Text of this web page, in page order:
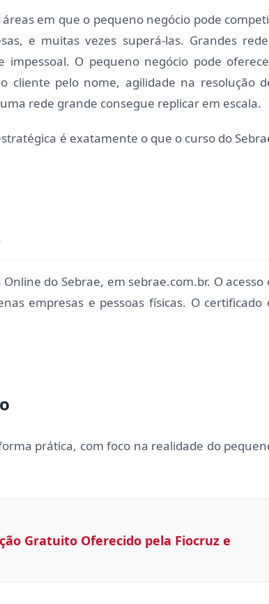
em que o pequeno negócio pode
e muitas vezes superá-las. Grandes
O pequeno negócio pode
cliente pelo nome, agilidade na resolução
rede grande consegue replicar em escala.
é exatamente o que o curso do
do Sebrae, em sebrae.com.br. O acesso
empresas e pessoas físicas. O certificado
prática, com foco na realidade do
Gratuito Oferecido pela Fiocruz e